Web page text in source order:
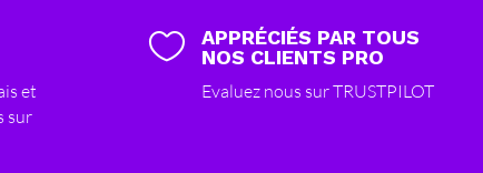
et
sur

APPRÉCIÉS PAR TOUS
NOS CLIENTS PRO
Evaluez nous sur TRUSTPILOT